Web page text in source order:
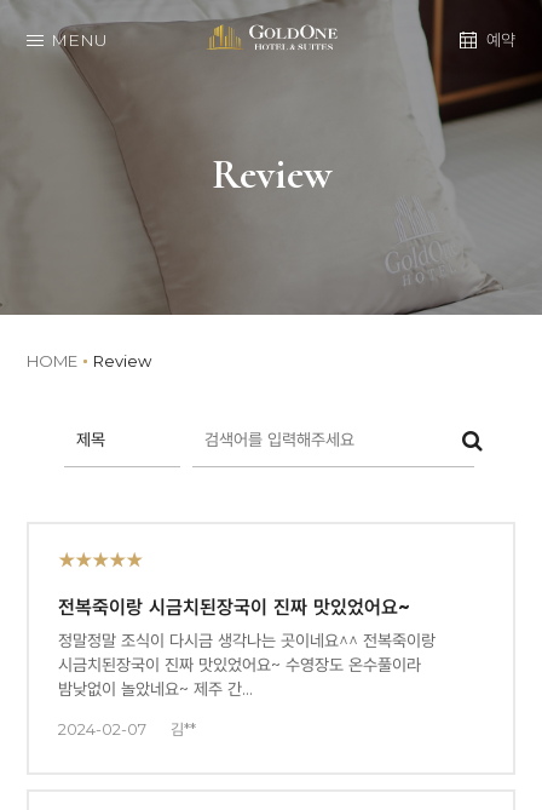
MENU 예약
Review
HOME Review
★★★★★
전복죽이랑 시금치된장국이 진짜 맛있었어요~
정말정말 조식이 다시금 생각나는 곳이네요^^ 전복죽이랑
시금치된장국이 진짜 맛있었어요~ 수영장도 온수풀이라
밤낮없이 놀았네요~ 제주 간…
2024-02-07 김**